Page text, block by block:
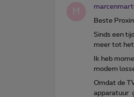
M
Beste
Sinds een
meer tot het
Ik heb
modem
Omdat de
apparatuur